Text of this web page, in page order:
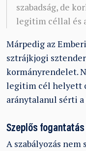
szabadság, de
legitim céllal és
Márpedig az
sztrájkjogi
kormányrendelet.
legitim cél helyett
aránytalanul sérti
Szeplős fogantatás
A szabályozás